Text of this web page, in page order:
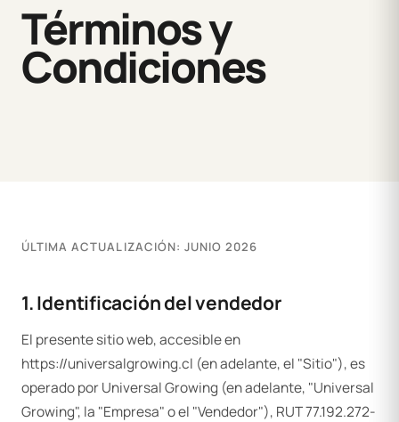
Términos y
Condiciones
ÚLTIMA ACTUALIZACIÓN: JUNIO 2026
1. Identificación del vendedor
El presente sitio web, accesible en
https://universalgrowing.cl (en adelante, el "Sitio"), es
operado por Universal Growing (en adelante, "Universal
Growing", la "Empresa" o el "Vendedor"), RUT 77.192.272-